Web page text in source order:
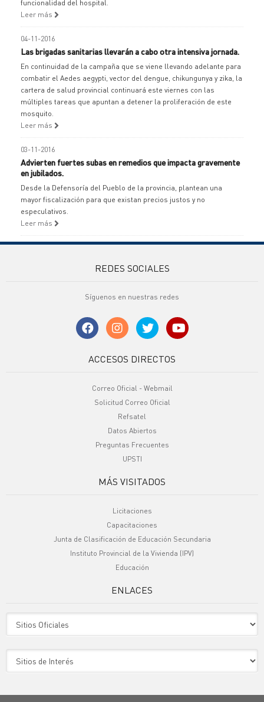
funcionalidad del hospital.
Leer más
04-11-2016
Las brigadas sanitarias llevarán a cabo otra intensiva jornada.
En continuidad de la campaña que se viene llevando adelante para
combatir el Aedes aegypti, vector del dengue, chikungunya y zika, la
cartera de salud provincial continuará este viernes con las
múltiples tareas que apuntan a detener la proliferación de este
mosquito.
Leer más
03-11-2016
Advierten fuertes subas en remedios que impacta gravemente
en jubilados.
Desde la Defensoría del Pueblo de la provincia, plantean una
mayor fiscalización para que existan precios justos y no
especulativos.
Leer más
REDES SOCIALES
Síguenos en nuestras redes
ACCESOS DIRECTOS
Correo Oficial - Webmail
Solicitud Correo Oficial
Refsatel
Datos Abiertos
Preguntas Frecuentes
UPSTI
MÁS VISITADOS
Licitaciones
Capacitaciones
Junta de Clasificación de Educación Secundaria
Instituto Provincial de la Vivienda (IPV)
Educación
ENLACES